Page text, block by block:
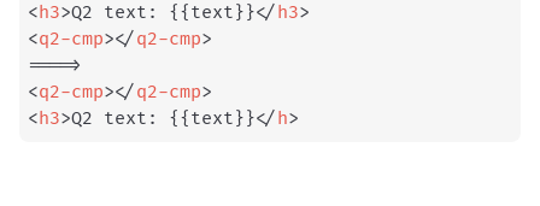
<h3>Q2 text: {{text}}</h3>
<q2-cmp></q2-cmp>
<q2-cmp></q2-cmp>
<h3>Q2 text: {{text}}</h>